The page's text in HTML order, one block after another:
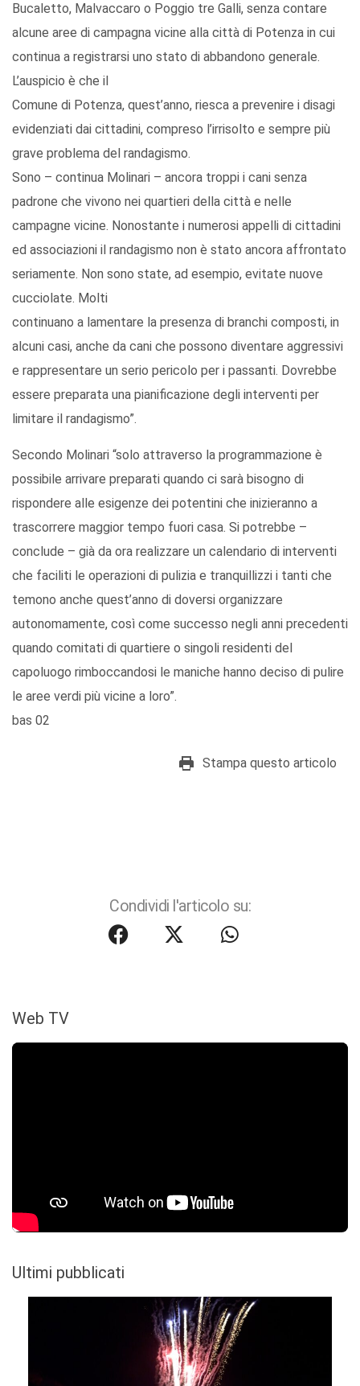
Bucaletto, Malvaccaro o Poggio tre Galli, senza contare
alcune aree di campagna vicine alla città di Potenza in cui
continua a registrarsi uno stato di abbandono generale.
L’auspicio è che il
Comune di Potenza, quest’anno, riesca a prevenire i disagi
evidenziati dai cittadini, compreso l’irrisolto e sempre più
grave problema del randagismo.
Sono – continua Molinari – ancora troppi i cani senza
padrone che vivono nei quartieri della città e nelle
campagne vicine. Nonostante i numerosi appelli di cittadini
ed associazioni il randagismo non è stato ancora affrontato
seriamente. Non sono state, ad esempio, evitate nuove
cucciolate. Molti
continuano a lamentare la presenza di branchi composti, in
alcuni casi, anche da cani che possono diventare aggressivi
e rappresentare un serio pericolo per i passanti. Dovrebbe
essere preparata una pianificazione degli interventi per
limitare il randagismo”.
Secondo Molinari “solo attraverso la programmazione è
possibile arrivare preparati quando ci sarà bisogno di
rispondere alle esigenze dei potentini che inizieranno a
trascorrere maggior tempo fuori casa. Si potrebbe –
conclude – già da ora realizzare un calendario di interventi
che faciliti le operazioni di pulizia e tranquillizzi i tanti che
temono anche quest’anno di doversi organizzare
autonomamente, così come successo negli anni precedenti
quando comitati di quartiere o singoli residenti del
capoluogo rimboccandosi le maniche hanno deciso di pulire
le aree verdi più vicine a loro”.
bas 02
Stampa questo articolo
Condividi l'articolo su:
Web TV
Ultimi pubblicati